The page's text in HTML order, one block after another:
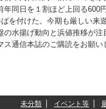
年同日を１割ほど上回る600
を付けた。今期も厳しい来
水揚げ動向と浜値推移が注
通信本誌のご購読をお願い
未分類 イベント等